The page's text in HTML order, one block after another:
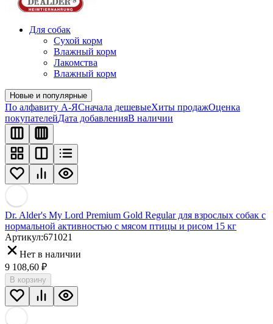
Для собак
Сухой корм
Влажный корм
Лакомства
Влажный корм
Новые и популярные
По алфавиту А-ЯСначала дешевыеХиты продажОценка
покупателейДата добавленияВ наличии
Dr. Alder's My Lord Premium Gold Regular для взрослых собак с
нормальной активностью с мясом птицы и рисом 15 кг
Артикул:671021
Нет в наличии
9 108,60 ₽
В корзину